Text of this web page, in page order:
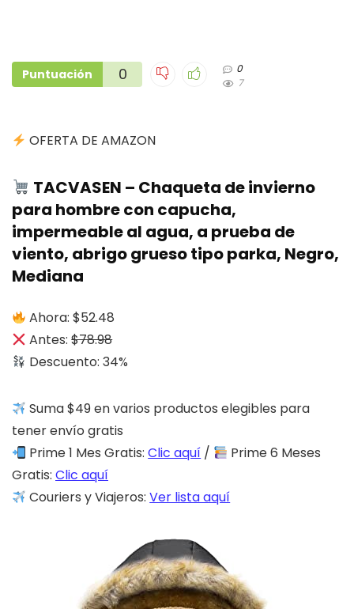
Puntuación 0
0
7
OFERTA DE AMAZON
TACVASEN – Chaqueta de invierno
para hombre con capucha,
impermeable al agua, a prueba de
viento, abrigo grueso tipo parka, Negro,
Mediana
Ahora: $52.48
Antes:$78.98
Descuento: 34%
Suma $49 en varios productos elegibles para
tener envío gratis
Prime 1 Mes Gratis:Clic aquí /
Prime 6 Meses
Gratis: Clic aquí
Couriers y Viajeros:Ver lista aquí